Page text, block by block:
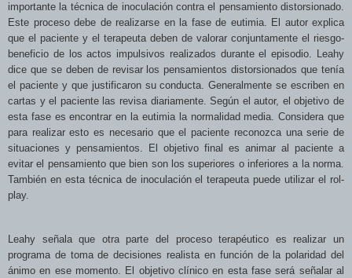
importante la técnica de inoculación contra el pensamiento distorsionado.
Este proceso debe de realizarse en la fase de eutimia. El autor explica
que el paciente y el terapeuta deben de valorar conjuntamente el riesgo-
beneficio de los actos impulsivos realizados durante el episodio. Leahy
dice que se deben de revisar los pensamientos distorsionados que tenía
el paciente y que justificaron su conducta. Generalmente se escriben en
cartas y el paciente las revisa diariamente. Según el autor, el objetivo de
esta fase es encontrar en la eutimia la normalidad media. Considera que
para realizar esto es necesario que el paciente reconozca una serie de
situaciones y pensamientos. El objetivo final es animar al paciente a
evitar el pensamiento que bien son los superiores o inferiores a la norma.
También en esta técnica de inoculación el terapeuta puede utilizar el rol-
play.
Leahy señala que otra parte del proceso terapéutico es realizar un
programa de toma de decisiones realista en función de la polaridad del
ánimo en ese momento. El objetivo clínico en esta fase será señalar al